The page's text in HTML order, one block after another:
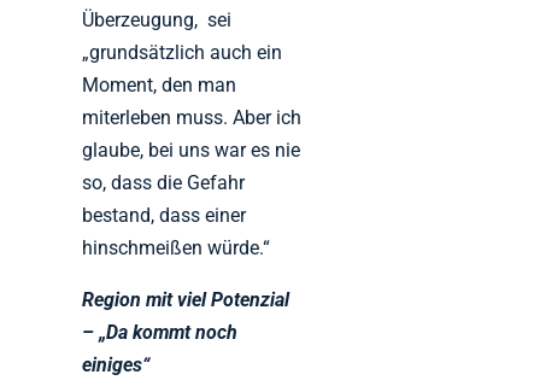
Überzeugung, sei
„grundsätzlich auch ein
Moment, den man
miterleben muss. Aber ich
glaube, bei uns war es nie
so, dass die Gefahr
bestand, dass einer
hinschmeißen würde.“
Region mit viel Potenzial
– „Da kommt noch
einiges“